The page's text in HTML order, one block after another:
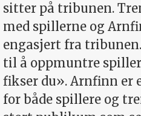
sitter på tribunen.
med spillerne og
engasjert fra
til å oppmuntre
fikser du». Arnfinn er
for både spillere og